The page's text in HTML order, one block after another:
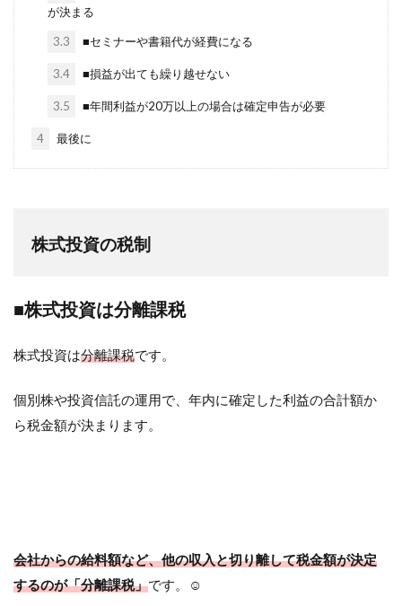
が決まる
3.3 ■セミナーや書籍代が経費になる
3.4 ■損益が出ても繰り越せない
3.5 ■年間利益が20万以上の場合は確定申告が必要
4 最後に
株式投資の税制
■株式投資は分離課税
株式投資は分離課税です。
個別株や投資信託の運用で、年内に確定した利益の合計額か
ら税金額が決まります。
会社からの給料額など、他の収入と切り離して税金額が決定
するのが「分離課税」です。☺︎